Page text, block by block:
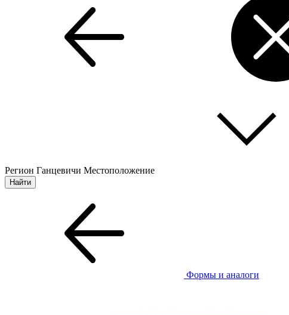
Регион Ганцевичи Местоположение
Формы и аналоги